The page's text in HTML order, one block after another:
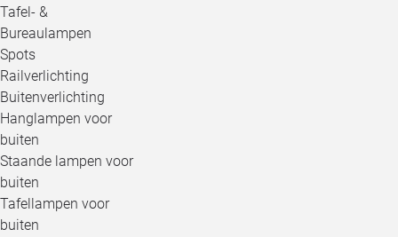
Tafel- &
Bureaulampen
Spots
Railverlichting
Buitenverlichting
Hanglampen voor
buiten
Staande lampen voor
buiten
Tafellampen voor
buiten